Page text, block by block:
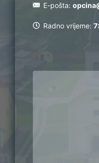
E-pošta:
Radno vrijeme: